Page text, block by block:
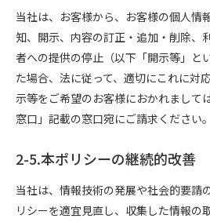
当社は、お客様から、お客様の個人情
知、開示、内容の訂正・追加・削除、
者への提供の停止（以下「開示等」と
た場合、法に従って、適切にこれに対
示等をご希望のお客様におかれまして
窓口」記載の窓口宛にご請求ください。
2-5.本ポリシーの継続的改善
当社は、情報技術の発展や社会的要請
リシーを適宜見直し、収集した情報の